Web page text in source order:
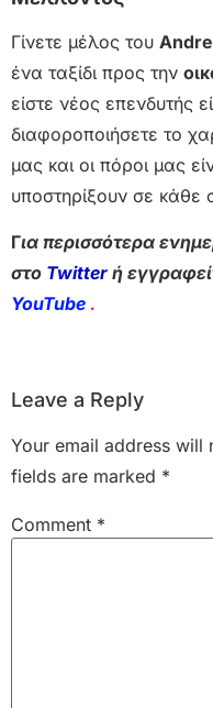
Γίνετε μέλος του
ένα ταξίδι προς την
είστε νέος επενδυτής
διαφοροποιήσετε το
μας και οι πόροι μας
υποστηρίξουν σε κάθε
Για περισσότερα
στο Twitter ή
YouTube .
Leave a Reply
Your email address will
fields are marked *
Comment *